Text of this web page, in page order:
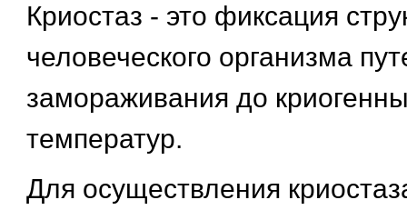
Криостаз - это фиксация
человеческого организма
замораживания до
температур.
Для осуществления